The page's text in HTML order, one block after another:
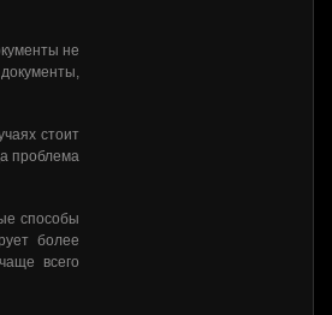
не
стоит
проблема
способы
более
всего